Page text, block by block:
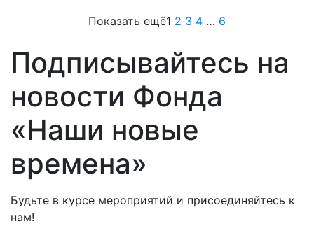
Показать ещё1 2 3 4 … 6
Подписывайтесь на
новости Фонда
«Наши новые
времена»
Будьте в курсе мероприятий и присоединяйтесь к
нам!